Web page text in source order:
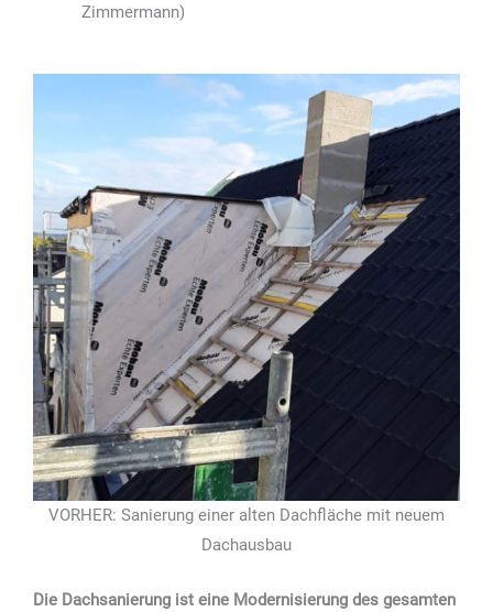
Zimmermann)
VORHER: Sanierung einer alten Dachfläche mit neuem
Dachausbau
Die Dachsanierung ist eine Modernisierung des gesamten